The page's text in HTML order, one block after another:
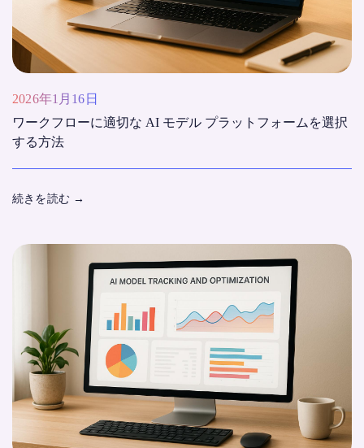
2026年1月16日
ワークフローに適切な AI モデル プラットフォームを選択
する方法
続きを読む →